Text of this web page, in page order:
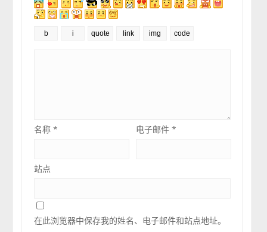
名称* 电子邮件*
站点
在此浏览器中保存我的姓名、电子邮件和站点地址。